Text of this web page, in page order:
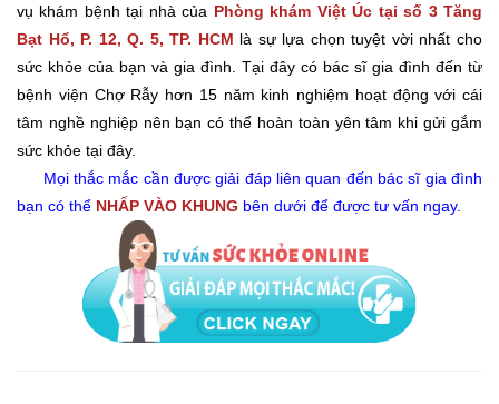
vụ khám bệnh tại nhà của Phòng khám Việt Úc tại số 3 Tăng
Bạt Hổ, P. 12, Q. 5, TP. HCM là sự lựa chọn tuyệt vời nhất cho
sức khỏe của bạn và gia đình. Tại đây có bác sĩ gia đình đến từ
bệnh viện Chợ Rẫy hơn 15 năm kinh nghiệm hoạt động với cái
tâm nghề nghiệp nên bạn có thể hoàn toàn yên tâm khi gửi gắm
sức khỏe tại đây.
Mọi thắc mắc cần được giải đáp liên quan đến bác sĩ gia đình
bạn có thể NHẤP VÀO KHUNG bên dưới để được tư vấn ngay.